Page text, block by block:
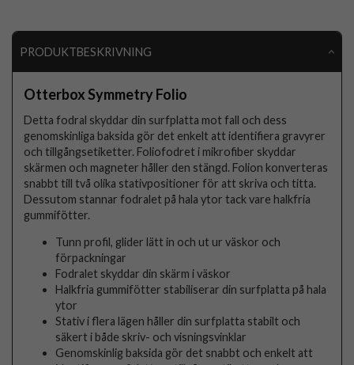
PRODUKTBESKRIVNING
Otterbox Symmetry Folio
Detta fodral skyddar din surfplatta mot fall och dess
genomskinliga baksida gör det enkelt att identifiera gravyrer
och tillgångsetiketter. Foliofodret i mikrofiber skyddar
skärmen och magneter håller den stängd. Folion konverteras
snabbt till två olika stativpositioner för att skriva och titta.
Dessutom stannar fodralet på hala ytor tack vare halkfria
gummifötter.
Tunn profil, glider lätt in och ut ur väskor och
förpackningar
Fodralet skyddar din skärm i väskor
Halkfria gummifötter stabiliserar din surfplatta på hala
ytor
Stativ i flera lägen håller din surfplatta stabilt och
säkert i både skriv- och visningsvinklar
Genomskinlig baksida gör det snabbt och enkelt att